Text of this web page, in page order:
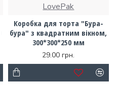
LovePak
Коробка для торта "Бура-
бура" з квадратним вікном,
300*300*250 мм
29.00 грн.